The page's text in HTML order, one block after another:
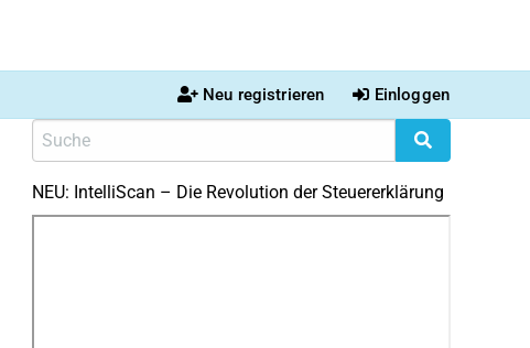
Neu registrieren Einloggen
NEU: IntelliScan – Die Revolution der Steuererklärung